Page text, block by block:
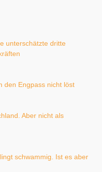
unterschätzte dritte
den Engpass nicht löst
Aber nicht als
schwammig. Ist es aber